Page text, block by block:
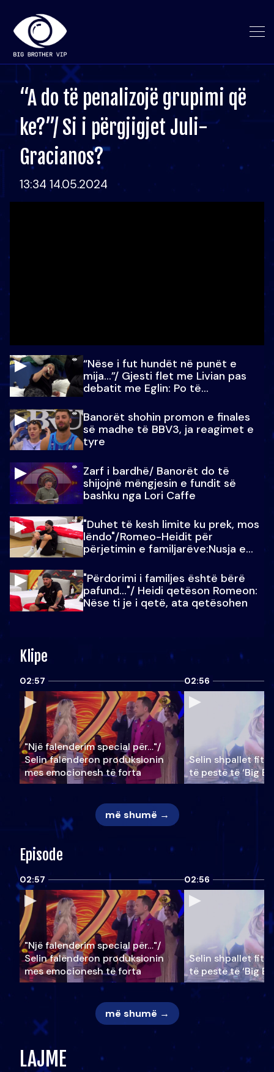
“A do të penalizojë grupimi që
ke?”/ Si i përgjigjet Juli-
Gracianos?
13:34 14.05.2024
“Nëse i fut hundët në punët e
mija…”/ Gjesti flet me Livian pas
debatit me Eglin: Po të
Banorët shohin promon e finales
së madhe të BBV3, ja reagimet e
tyre
Zarf i bardhë/ Banorët do të
shijojnë mëngjesin e fundit së
bashku nga Lori Caffe
"Duhet të kesh limite ku prek, mos
lëndo"/Romeo-Heidit për
përjetimin e familjarëve:Nusja e
"Përdorimi i familjes është bërë
pafund…"/ Heidi qetëson Romeon:
Nëse ti je i qetë, ata qetësohen
Klipe
02:57
"Një falenderim special për…"/
Selin falënderon produksionin
mes emocionesh të forta
02:56
Selin shpallet
të pestë të ‘Big
më shumë →
Episode
02:57
"Një falenderim special për…"/
Selin falënderon produksionin
mes emocionesh të forta
02:56
Selin shpallet
të pestë të ‘Big
më shumë →
LAJME